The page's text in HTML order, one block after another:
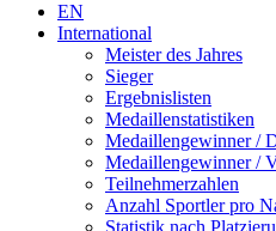
EN
International
Meister des Jahres
Sieger
Ergebnislisten
Medaillenstatistiken
Medaillengewinner /
Medaillengewinner /
Teilnehmerzahlen
Anzahl Sportler pro
Statistik nach